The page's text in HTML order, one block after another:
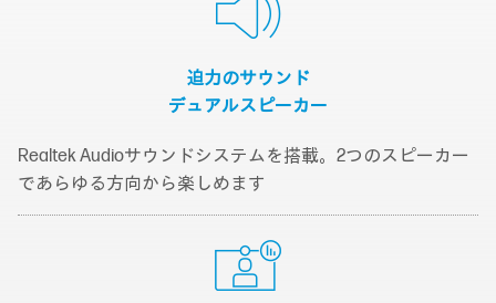
迫力のサウンド
デュアルスピーカー
Realtek Audioサウンドシステムを搭載。2つのスピーカー
であらゆる方向から楽しめます